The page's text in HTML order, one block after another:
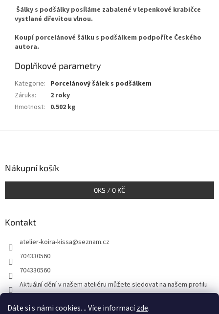
Dáte si s námi cookies. .. Více informacízde.
Šálky s podšálky posíláme zabalené v lepenkové krabičce
vystlané dřevitou vlnou.
Koupí porcelánové šálku s podšálkem podpoříte Českého
autora.
Doplňkové parametry
Kategorie: Porcelánový šálek s podšálkem
Záruka:
2 roky
Hmotnost: 0.502 kg
Nákupní košík
0KS / 0 KČ
Kontakt
atelier-koira-kissa@seznam.cz
704330560
704330560
Aktuální dění v našem ateliéru můžete sledovat na našem profilu